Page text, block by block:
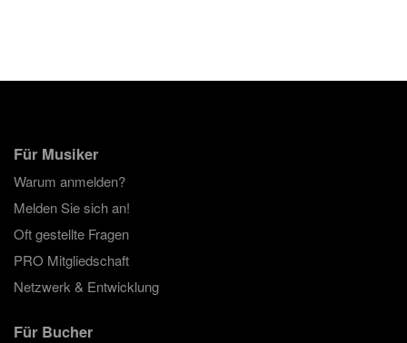
Für Musiker
Warum anmelden?
Melden Sie sich an!
Oft gestellte Fragen
PRO Mitgliedschaft
Netzwerk & Entwicklung
Für Bucher